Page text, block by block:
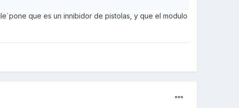
que es un innibidor de pistolas, y que el modulo